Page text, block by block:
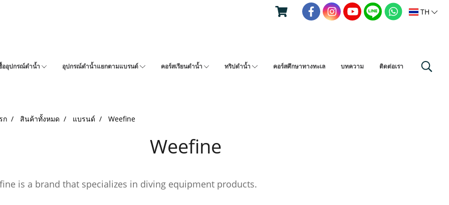
TH
ออุปกรณ์ดำน้ำ อุปกรณ์ดำน้ำแยกตามแบรนด์ คอร์สเรียนดำน้ำ ทริปดำน้ำ คอร์สศึกษาทางทะเล บทความ ติดต่อเรา
ก สินค้าทั้งหมด แบรนด์ Weefine
Weefine
is a brand that specializes in diving equipment products.